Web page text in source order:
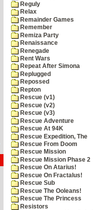
Reguly
Relax
Remainder Games
Remember
Remiza Party
Renaissance
Renegade
Rent Wars
Repeat After Simona
Replugged
Repossed
Repton
Rescue (v1)
Rescue (v2)
Rescue (v3)
Rescue Adventure
Rescue At 94K
Rescue Expedition, The
Rescue From Doom
Rescue Mission
Rescue Mission Phase 2
Rescue On Atarius!
Rescue On Fractalus!
Rescue Sub
Rescue The Ooleans!
Rescue The Princess
Resistors